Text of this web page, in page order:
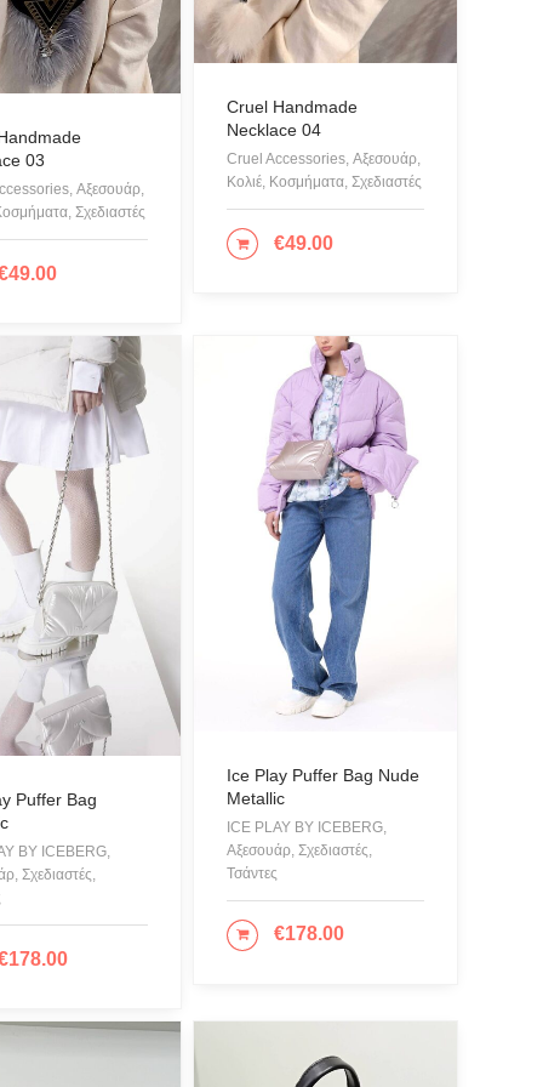
03
Αξεσουάρ,
Σχεδιαστές
49.00ΣΤΟ ΚΑΛΆΘΙ
Cruel Handmade
Necklace 04
Cruel Accessories, Αξεσουάρ,
Κολιέ, Κοσμήματα, Σχεδιαστές
€49.00
ΠΡΟΣΘΉΚΗ ΣΤΟ ΚΑΛΆΘΙ
Puffer Bag
BY ICEBERG,
Σχεδιαστές,
178.00
Ice Play Puffer Bag Nude
Metallic
ICE PLAY BY ICEBERG,
Αξεσουάρ, Σχεδιαστές,
Τσάντες
€178.00
ΠΡΟΣΘΉΚΗ ΣΤΟ ΚΑΛΆΘΙ